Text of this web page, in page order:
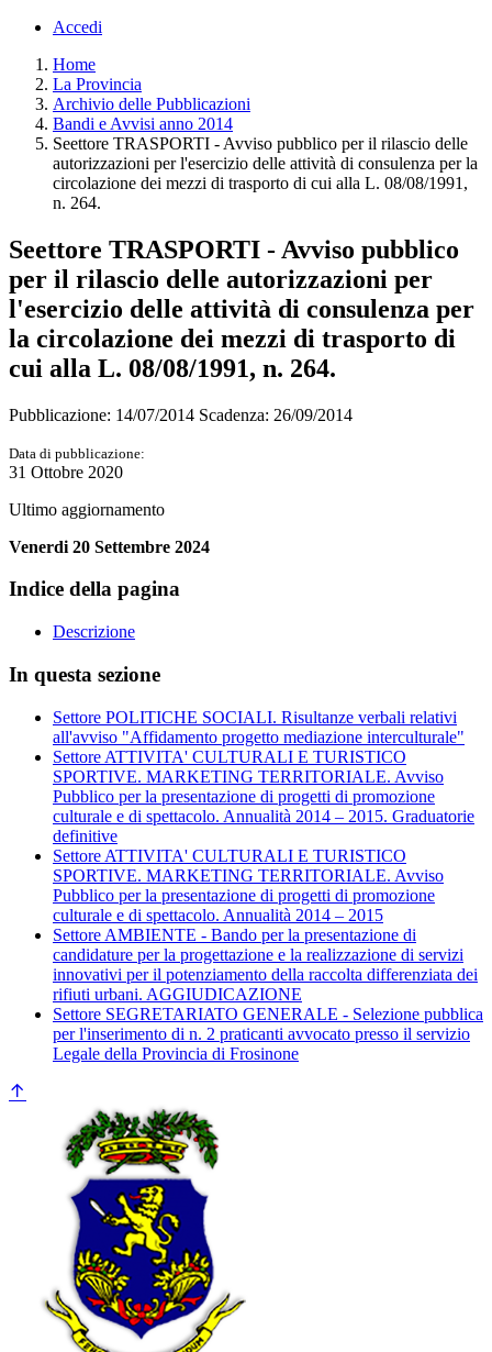
Accedi
Home
La Provincia
Archivio delle Pubblicazioni
Bandi e Avvisi anno 2014
Seettore TRASPORTI - Avviso pubblico per il rilascio delle
autorizzazioni per l'esercizio delle attività di consulenza per la
circolazione dei mezzi di trasporto di cui alla L. 08/08/1991,
n. 264.
Seettore TRASPORTI - Avviso pubblico
per il rilascio delle autorizzazioni per
l'esercizio delle attività di consulenza per
la circolazione dei mezzi di trasporto di
cui alla L. 08/08/1991, n. 264.
Pubblicazione: 14/07/2014 Scadenza: 26/09/2014
Data di pubblicazione:
31 Ottobre 2020
Ultimo aggiornamento
Venerdi 20 Settembre 2024
Indice della pagina
Descrizione
In questa sezione
Settore POLITICHE SOCIALI. Risultanze verbali relativi
all'avviso "Affidamento progetto mediazione interculturale"
Settore ATTIVITA' CULTURALI E TURISTICO
SPORTIVE. MARKETING TERRITORIALE. Avviso
Pubblico per la presentazione di progetti di promozione
culturale e di spettacolo. Annualità 2014 – 2015. Graduatorie
definitive
Settore ATTIVITA' CULTURALI E TURISTICO
SPORTIVE. MARKETING TERRITORIALE. Avviso
Pubblico per la presentazione di progetti di promozione
culturale e di spettacolo. Annualità 2014 – 2015
Settore AMBIENTE - Bando per la presentazione di
candidature per la progettazione e la realizzazione di servizi
innovativi per il potenziamento della raccolta differenziata dei
rifiuti urbani. AGGIUDICAZIONE
Settore SEGRETARIATO GENERALE - Selezione pubblica
per l'inserimento di n. 2 praticanti avvocato presso il servizio
Legale della Provincia di Frosinone